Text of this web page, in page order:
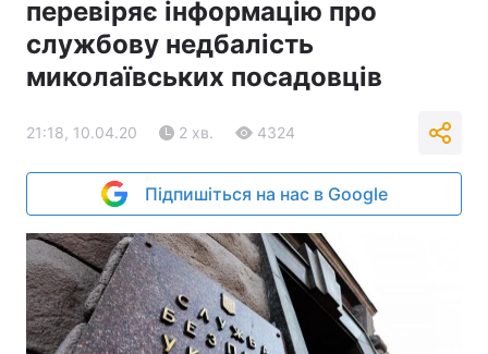
перевіряє інформацію про
службову недбалість
миколаївських посадовців
21:18, 10.04.20 2 хв. 4324
Підпишіться на нас в Google